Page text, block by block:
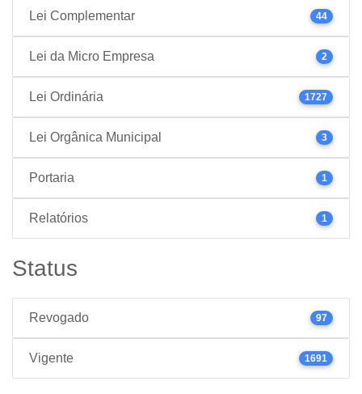
Lei Complementar 44
Lei da Micro Empresa 2
Lei Ordinária 1727
Lei Orgânica Municipal 3
Portaria 1
Relatórios 1
Status
Revogado 97
Vigente 1691